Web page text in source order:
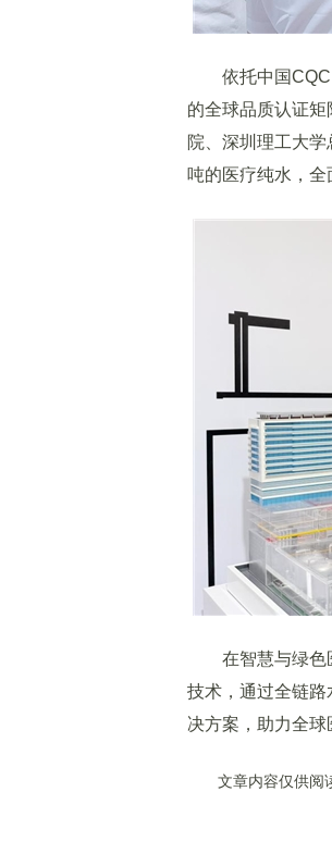
依托中国CQC
的全球品质认证
院、深圳理工大
吨的医疗纯水，全
在智慧与绿色医
技术，通过全链
决方案，助力全球
文章内容仅供阅读